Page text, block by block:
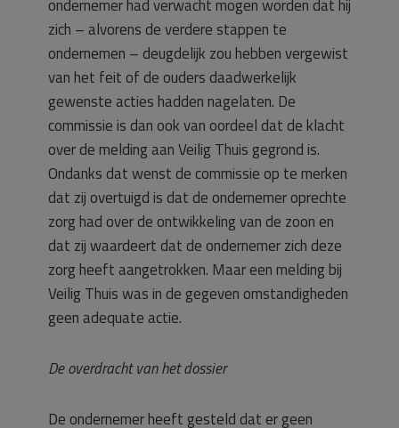
ondernemer had verwacht mogen worden dat hij
zich – alvorens de verdere stappen te
ondernemen – deugdelijk zou hebben vergewist
van het feit of de ouders daadwerkelijk
gewenste acties hadden nagelaten. De
commissie is dan ook van oordeel dat de klacht
over de melding aan Veilig Thuis gegrond is.
Ondanks dat wenst de commissie op te merken
dat zij overtuigd is dat de ondernemer oprechte
zorg had over de ontwikkeling van de zoon en
dat zij waardeert dat de ondernemer zich deze
zorg heeft aangetrokken. Maar een melding bij
Veilig Thuis was in de gegeven omstandigheden
geen adequate actie.
De overdracht van het dossier
De ondernemer heeft gesteld dat er geen